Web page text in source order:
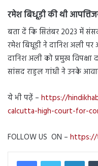
रमेश बिधूड़ी की थी
बता दें कि सितंबर 2023 में
रमेश बिधूड़ी ने दानिश अली
दानिश अली को प्रमुख
सांसद राहुल गांधी ने उनके
ये भी पढ़ें – https://
calcutta-high-court-for-
FOLLOW US ON – https://